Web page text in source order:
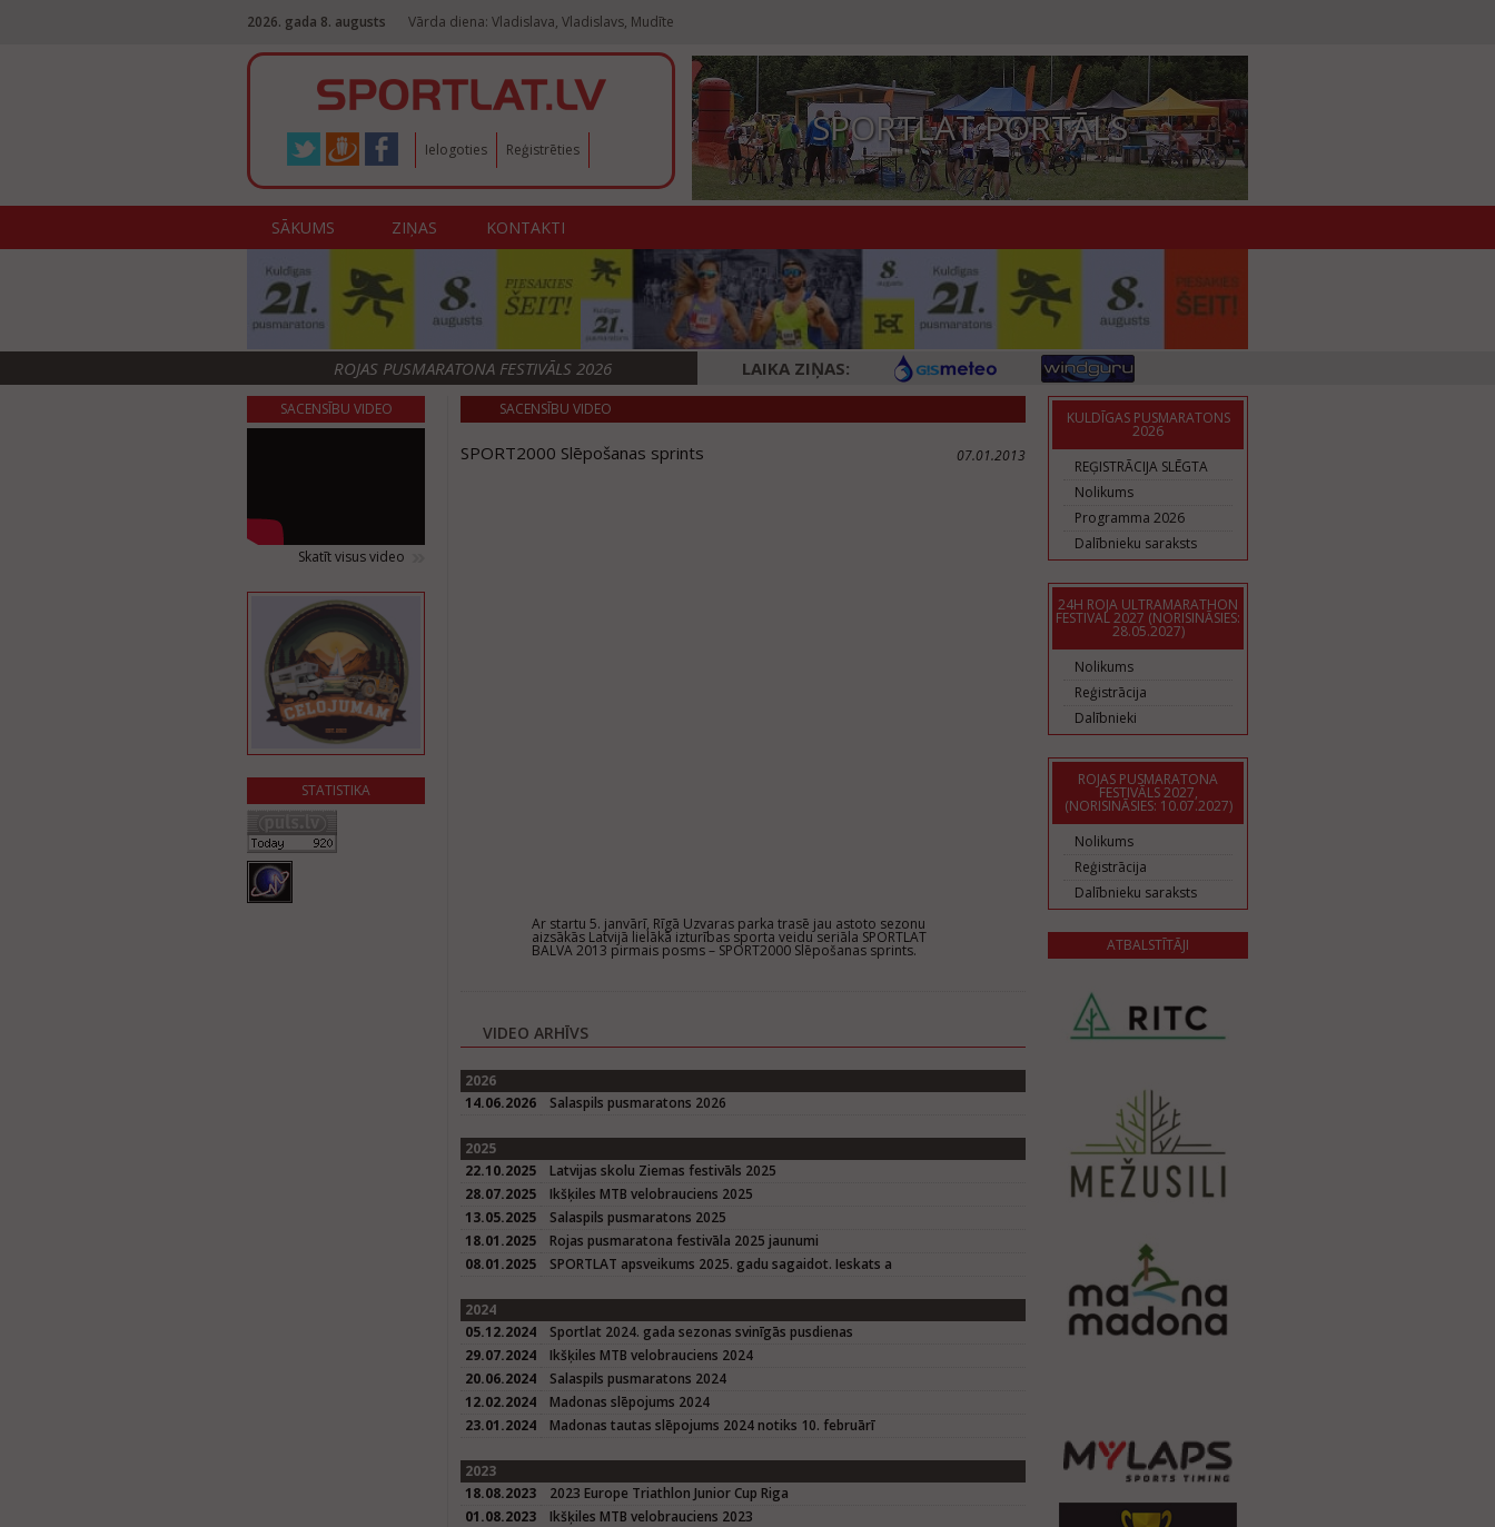
2026. gada 8. augusts Vārda diena: Vladislava, Vladislavs, Mudīte
Ielogoties Reģistrēties SPORTLAT PORTĀLS
SĀKUMS ZIŅAS KONTAKTI
ROJAS PUSMARATONA FESTIVĀLS 2026 LAIKA ZIŅAS:
SACENSĪBU VIDEO
Skatīt visus video
STATISTIKA
SACENSĪBU VIDEO
SPORT2000 Slēpošanas sprints 07.01.2013
Ar startu 5. janvārī, Rīgā Uzvaras parka trasē jau astoto sezonu
aizsākās Latvijā lielākā izturības sporta veidu seriāla SPORTLAT
BALVA 2013 pirmais posms – SPORT2000 Slēpošanas sprints.
VIDEO ARHĪVS
2026
14.06.2026
Salaspils pusmaratons 2026
2025
22.10.2025
Latvijas skolu Ziemas festivāls 2025
28.07.2025
Ikšķiles MTB velobrauciens 2025
13.05.2025
Salaspils pusmaratons 2025
18.01.2025
Rojas pusmaratona festivāla 2025 jaunumi
08.01.2025
SPORTLAT apsveikums 2025. gadu sagaidot. Ieskats a
2024
05.12.2024
Sportlat 2024. gada sezonas svinīgās pusdienas
29.07.2024
Ikšķiles MTB velobrauciens 2024
20.06.2024
Salaspils pusmaratons 2024
12.02.2024
Madonas slēpojums 2024
23.01.2024
Madonas tautas slēpojums 2024 notiks 10. februārī
2023
18.08.2023
2023 Europe Triathlon Junior Cup Riga
01.08.2023
Ikšķiles MTB velobrauciens 2023
KULDĪGAS PUSMARATONS
2026
REĢISTRĀCIJA SLĒGTA
Nolikums
Programma 2026
Dalībnieku saraksts
24H ROJA ULTRAMARATHON
FESTIVAL 2027 (NORISINĀSIES:
28.05.2027)
Nolikums
Reģistrācija
Dalībnieki
ROJAS PUSMARATONA
FESTIVĀLS 2027,
(NORISINĀSIES: 10.07.2027)
Nolikums
Reģistrācija
Dalībnieku saraksts
ATBALSTĪTĀJI